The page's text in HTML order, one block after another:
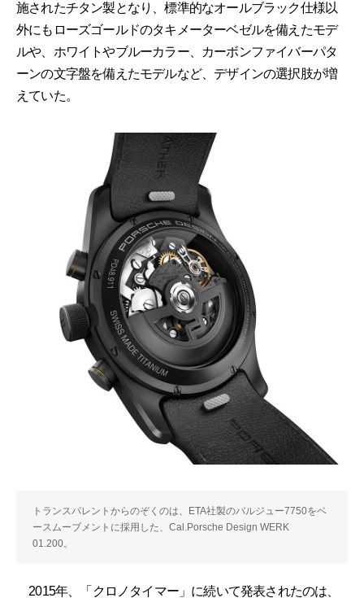
施されたチタン製となり、標準的なオールブラック仕様以
外にもローズゴールドのタキメーターベゼルを備えたモデ
ルや、ホワイトやブルーカラー、カーボンファイバーパタ
ーンの文字盤を備えたモデルなど、デザインの選択肢が増
えていた。
トランスパレントからのぞくのは、ETA社製のバルジュー7750をベ
ースムーブメントに採用した、Cal.Porsche Design WERK
01.200。
2015年、「クロノタイマー」に続いて発表されたのは、